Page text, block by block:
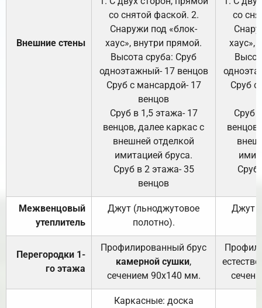
Внешние стены
со снятой фаской. 2.
Снаружи под «блок-
хаус», внутри прямой.
Высота сруба: Сруб
одноэтажный- 17 венцов
Сруб с мансардой- 17
венцов
Сруб в 1,5 этажа- 17
венцов, далее каркас с
внешней отделкой
имитацией бруса.
Сруб в 2 этажа- 35
венцов
со
хаус»,
Сруб с
Сруб
Сруб
Межвенцовый
утеплитель
Джут (льноджутовое
полотно).
Джут
Перегородки 1-
го этажа
Профилированный брус
камерной сушки,
сечением 90х140 мм.
Каркасные: доска